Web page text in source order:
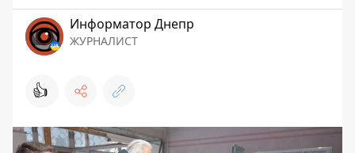
Информатор Днепр
ЖУРНАЛИСТ
👍